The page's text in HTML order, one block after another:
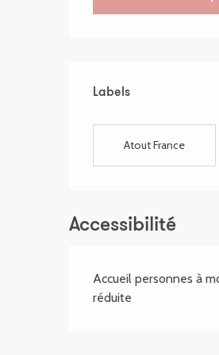
Offres
Labels
Labels
Atout France
Accessibilité
Accueil personnes à
réduite